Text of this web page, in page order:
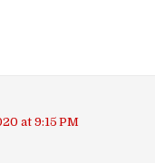
at 9:15 PM